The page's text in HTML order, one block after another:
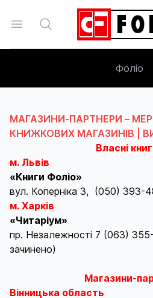
Open menu
Search
Фоліо
МАГАЗИНИ-ПАРТНЕРИ –
КНИЖКОВИХ МАГАЗИНІВ |
Власні
м. Львів
«Книги Фоліо»
вул. Коперніка 3, (050) 393-
м. Харків
«Читаріум»
пр. Незалежності 7 (063)
зачинено)
Магазини-
Вінницька область